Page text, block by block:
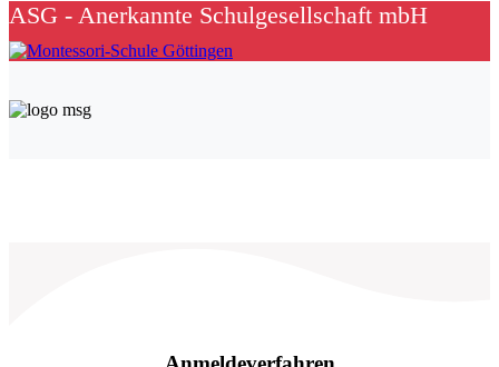
ASG - Anerkannte Schulgesellschaft mbH